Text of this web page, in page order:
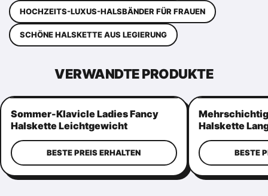
HOCHZEITS-LUXUS-HALSBÄNDER FÜR FRAUEN
SCHÖNE HALSKETTE AUS LEGIERUNG
VERWANDTE PRODUKTE
Sommer-Klavicle Ladies Fancy
Halskette Leichtgewicht
Mehrschicht
BESTE PREIS ERHALTEN
Halskette
Goldfarbe
BESTE